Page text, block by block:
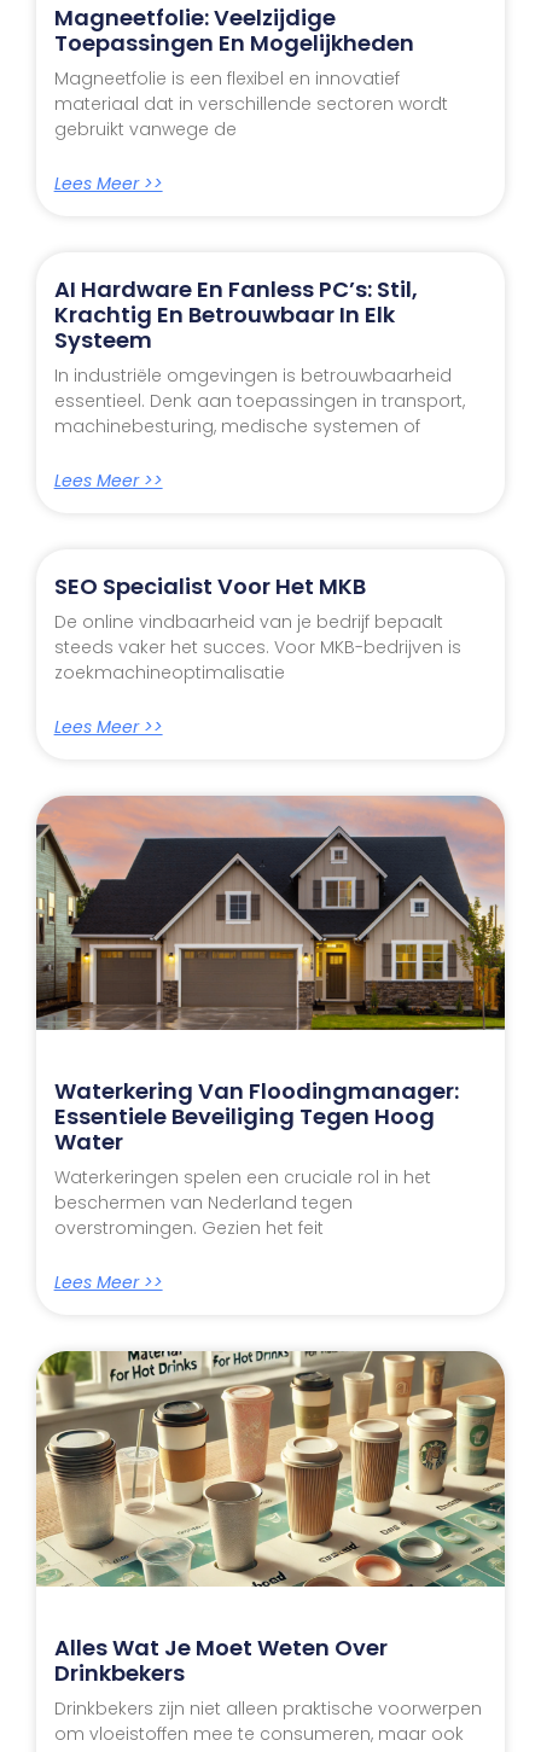
Magneetfolie: Veelzijdige
Toepassingen En Mogelijkheden
Magneetfolie is een flexibel en innovatief
materiaal dat in verschillende sectoren wordt
gebruikt vanwege de
Lees Meer >>
AI Hardware En Fanless PC’s: Stil,
Krachtig En Betrouwbaar In Elk
Systeem
In industriële omgevingen is betrouwbaarheid
essentieel. Denk aan toepassingen in transport,
machinebesturing, medische systemen of
Lees Meer >>
SEO Specialist Voor Het MKB
De online vindbaarheid van je bedrijf bepaalt
steeds vaker het succes. Voor MKB-bedrijven is
zoekmachineoptimalisatie
Lees Meer >>
Waterkering Van Floodingmanager:
Essentiele Beveiliging Tegen Hoog
Water
Waterkeringen spelen een cruciale rol in het
beschermen van Nederland tegen
overstromingen. Gezien het feit
Lees Meer >>
Alles Wat Je Moet Weten Over
Drinkbekers
Drinkbekers zijn niet alleen praktische voorwerpen
om vloeistoffen mee te consumeren, maar ook